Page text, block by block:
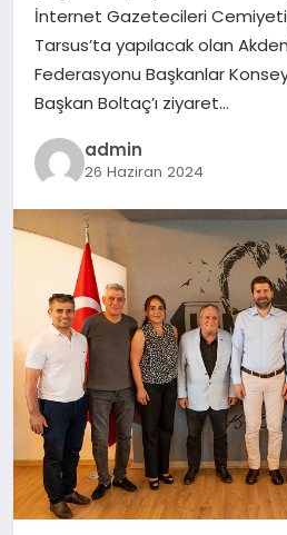
SPOR
TEKNOLOJI
YAŞAM
İnternet Gazetecileri
Tarsus’ta yapılacak olan
Federasyonu Başkanlar
Başkan Boltaç’ı ziyaret…
admin
26 Haziran 2024